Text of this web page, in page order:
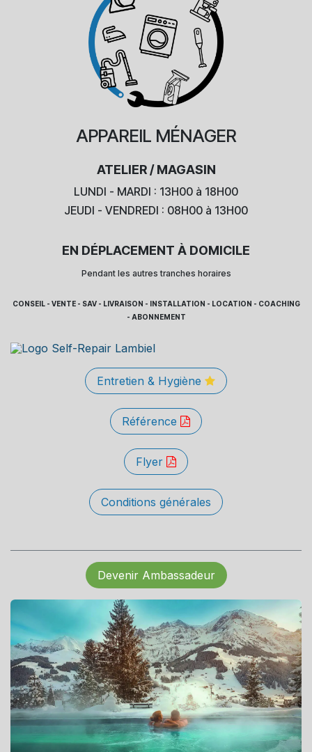
APPAREIL MÉNAGER
ATELIER / MAGASIN
LUNDI - MARDI : 13H00 à 18H00
JEUDI - VENDREDI : 08H00 à 13H00
EN DÉPLACEMENT À DOMICILE
Pendant les autres tranches horaires
CONSEIL - VENTE - SAV - LIVRAISON - INSTALLATION - LOCATION - COACHING
- ABONNEMENT
Entretien & Hygiène
Référence
Flyer
Conditions générales
Devenir Ambassadeur